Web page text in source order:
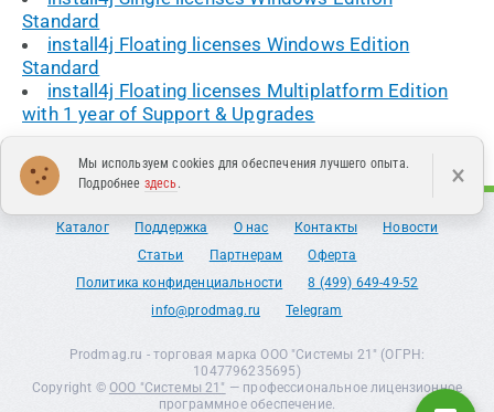
Standard
install4j Floating licenses Windows Edition
Standard
install4j Floating licenses Multiplatform Edition
with 1 year of Support & Upgrades
Каталог Поддержка О нас Контакты
Новости
Статьи
Партнерам
Оферта
Политика конфиденциальности
8 (499) 649-49-52
info@prodmag.ru
Telegram
Prodmag.ru - торговая марка ООО "Системы 21" (ОГРН:
1047796235695)
Copyright © ООО "Системы 21" — профессиональное лицензионное
программное обеспечение.
Мы используем cookies для обеспечения лучшего опыта.
Подробнее здесь. ×